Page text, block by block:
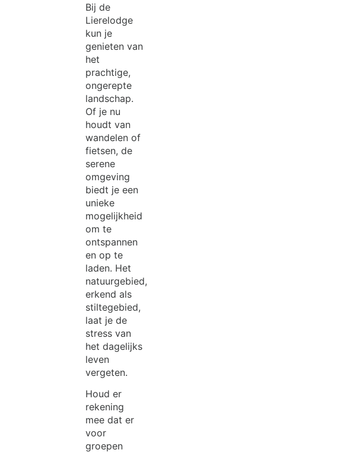
Bij de
Lierelodge
kun je
genieten van
het
prachtige,
ongerepte
landschap.
Of je nu
houdt van
wandelen of
fietsen, de
serene
omgeving
biedt je een
unieke
mogelijkheid
om te
ontspannen
en op te
laden. Het
natuurgebied,
erkend als
stiltegebied,
laat je de
stress van
het dagelijks
leven
vergeten.
Houd er
rekening
mee dat er
voor
groepen